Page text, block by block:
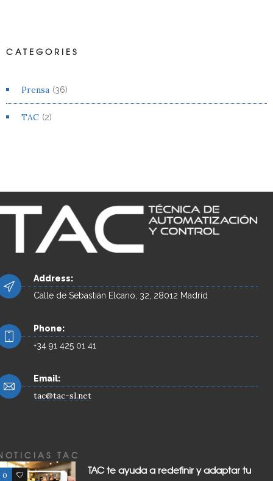
CATEGORIES
Prensa (36)
TAC (2)
Address:
Calle de Sebastián Elcano, 32, 28012 Madrid
Phone:
+34 91 425 01 41
Email:
tac@tac-sl.net
TAC
0 0
TAC te ayuda a redefinir y adaptar tu